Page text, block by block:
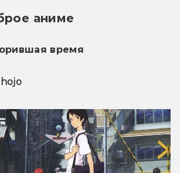
аниме
время